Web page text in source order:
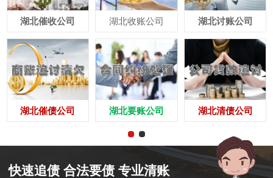
湖北催收公司
湖北催债公司
湖北收账公司
湖北要账公司
湖北讨账公司
湖北清债公司
快速追债 合法要债 专业清账